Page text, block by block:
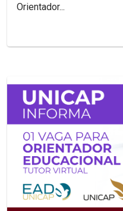
Orientador...